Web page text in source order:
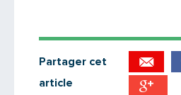
Partager cet
article